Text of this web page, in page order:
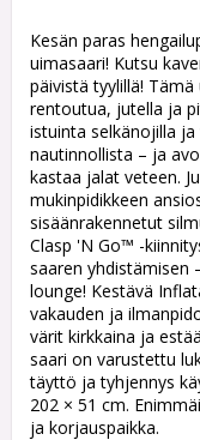
Kesän paras
uimasaari! Kutsu
päivistä tyylillä!
rentoutua, jutella ja
istuinta selkänojilla
nautinnollista – ja
kastaa jalat veteen.
mukinpidikkeen
sisäänrakennetut
Clasp 'N Go™ -
saaren yhdistämisen
lounge! Kestävä
vakauden ja
värit kirkkaina ja
saari on varustettu
täyttö ja tyhjennys
202 × 51 cm.
ja korjauspaikka.